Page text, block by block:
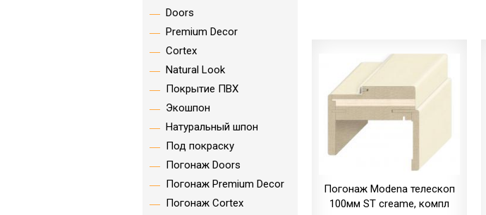
Погонаж Modena телескоп
100мм ST creame, компл
Doors
Premium Decor
Cortex
Natural Look
Покрытие ПВХ
Экошпон
Натуральный шпон
Под покраску
Погонаж Doors
Погонаж Premium Decor
Погонаж Cortex